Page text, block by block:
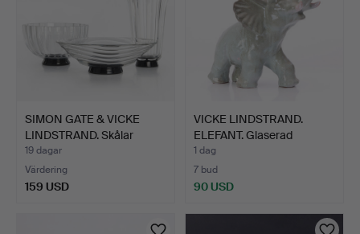
SIMON GATE & VICKE
LINDSTRAND. Skålar
samt…
19 dagar
Värdering
159 USD
VICKE LINDSTRAND.
ELEFANT. Glaserad
kerami…
1 dag
7 bud
90 USD